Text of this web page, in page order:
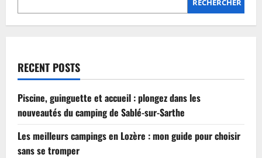
choisir
sans
RECHERCHER
RECENT POSTS
Piscine, guinguette et accueil : plongez dans les
nouveautés du camping de Sablé-sur-Sarthe
Les meilleurs campings en Lozère : mon guide pour choisir
sans se tromper